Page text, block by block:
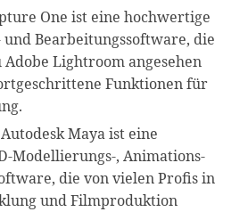
One ist eine hochwertige
Bearbeitungssoftware, die
Lightroom angesehen
Funktionen für
Maya ist eine
Modellierungs-, Animations-
die von vielen Profis in
und Filmproduktion